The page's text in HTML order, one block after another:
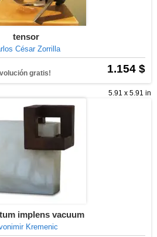
tensor
César Zorrilla
1.154 $
gratis!
5.91 x 5.91 in
implens vacuum
Kremenic